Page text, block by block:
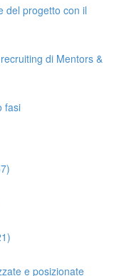
del progetto con il
di Mentors &
fasi
e posizionate